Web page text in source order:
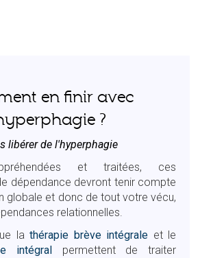
en finir avec
?
libérer de l'hyperphagie
et traitées, ces
dépendance devront tenir compte
globale et donc de tout votre vécu,
relationnelles.
lathérapie brève intégrale et le
intégral permettent de traiter